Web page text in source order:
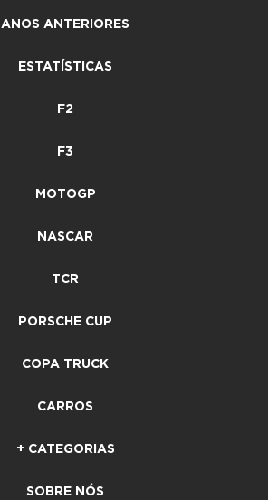
ANOS ANTERIORES
ESTATÍSTICAS
F2
F3
MOTOGP
NASCAR
TCR
PORSCHE CUP
COPA TRUCK
CARROS
+ CATEGORIAS
SOBRE NÓS